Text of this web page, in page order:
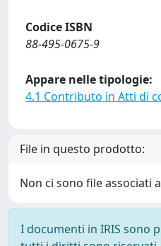
Codice ISBN
88-495-0675-9
Appare nelle tipologie:
4.1 Contributo in Atti di
File in questo prodotto:
Non ci sono file associati
I documenti in IRIS sono